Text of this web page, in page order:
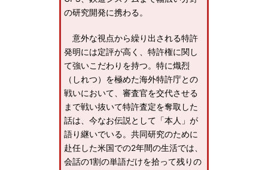
の研究開発に携わる。
意外な視点から繰り出される特許
発明には定評が高く、特許権に関し
て強いこだわりを持つ。特に熾烈
（しれつ）を極めた海外特許庁との
戦いにおいて、審査官を交代させる
まで戦い抜いて特許査定を奪取した
話は、今なお伝説として「本人」が
語り継いでいる。共同研究のために
赴任した米国での2年間の生活では、
会話の1割の単語だけを拾って残りの